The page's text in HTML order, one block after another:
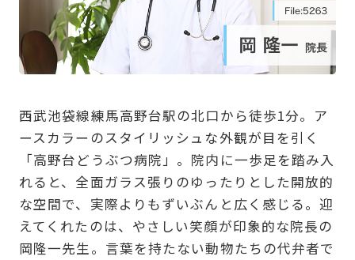
西武池袋線練馬高野台駅の北口から徒歩1分。ア
ースカラーのスタイリッシュな外観が目を引く
「高野台どうぶつ病院」。院内に一歩足を踏み入
れると、全面ガラス張りのゆったりとした開放的
な空間で、実際よりもずいぶんと広く感じる。迎
えてくれたのは、やさしい笑顔が印象的な院長の
岡隆一先生。言葉を持たない動物たちの代弁者で